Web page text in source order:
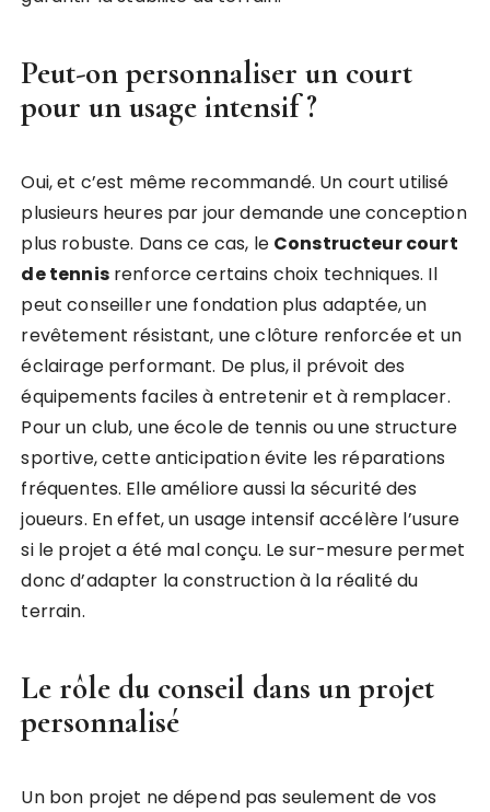
Peut-on personnaliser un court
pour un usage intensif ?
Oui, et c’est même recommandé. Un court utilisé
plusieurs heures par jour demande une conception
plus robuste. Dans ce cas, le Constructeur court
de tennisrenforce certains choix techniques. Il
peut conseiller une fondation plus adaptée, un
revêtement résistant, une clôture renforcée et un
éclairage performant. De plus, il prévoit des
équipements faciles à entretenir et à remplacer.
Pour un club, une école de tennis ou une structure
sportive, cette anticipation évite les réparations
fréquentes. Elle améliore aussi la sécurité des
joueurs. En effet, un usage intensif accélère l’usure
si le projet a été mal conçu. Le sur-mesure permet
donc d’adapter la construction à la réalité du
terrain.
Le rôle du conseil dans un projet
personnalisé
Un bon projet ne dépend pas seulement de vos